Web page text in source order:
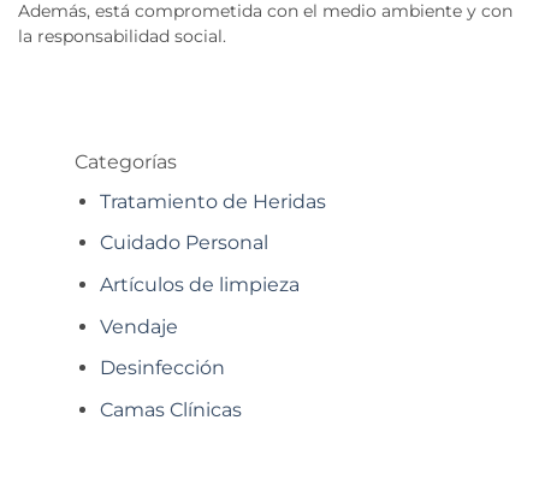
Además, está comprometida con el medio ambiente y con
la responsabilidad social.
Categorías
Tratamiento de Heridas
Cuidado Personal
Artículos de limpieza
Vendaje
Desinfección
Camas Clínicas